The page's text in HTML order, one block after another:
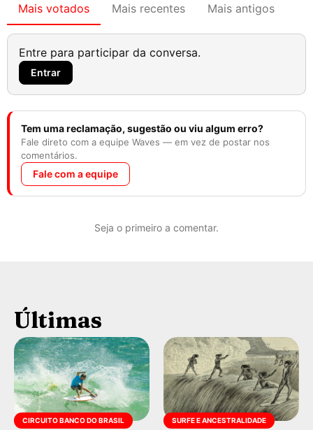
Mais votados Mais recentes Mais antigos
Entre para participar da conversa.
Entrar
Tem uma reclamação, sugestão ou viu algum erro?
Fale direto com a equipe Waves — em vez de postar nos
comentários.
Fale com a equipe
Seja o primeiro a comentar.
Últimas
CIRCUITO BANCO DO BRASIL SURFE E ANCESTRALIDADE